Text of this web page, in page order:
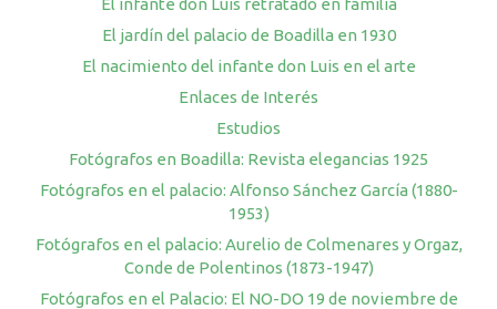
El jardín del palacio de Boadilla en 1930
El nacimiento del infante don Luis en el arte
Enlaces de Interés
Estudios
Fotógrafos en Boadilla: Revista elegancias 1925
Fotógrafos en el palacio: Alfonso Sánchez García (1880-
1953)
Fotógrafos en el palacio: Aurelio de Colmenares y Orgaz,
Conde de Polentinos (1873-1947)
Fotógrafos en el Palacio: El NO-DO 19 de noviembre de